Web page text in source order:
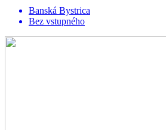
Banská Bystrica
Bez vstupného